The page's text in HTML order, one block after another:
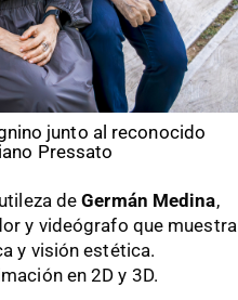
junto al reconocido
Pressato
deGermán Medina,
y videógrafo que muestra
y visión estética.
en 2D y 3D.